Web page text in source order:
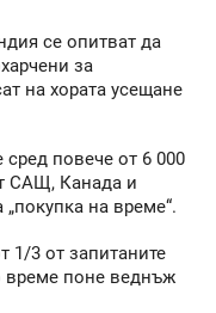
се опитват да
за
на хората усещане
повече от 6 000
САЩ, Канада и
на време“.
1/3 от запитаните
време поне веднъж